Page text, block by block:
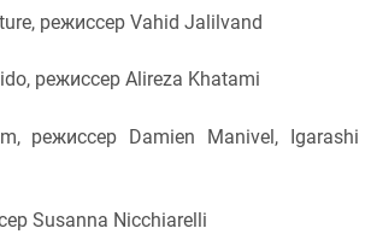
режиссер Vahid Jalilvand
режиссер Alireza Khatami
режиссер Damien Manivel, Igarashi
Susanna Nicchiarelli